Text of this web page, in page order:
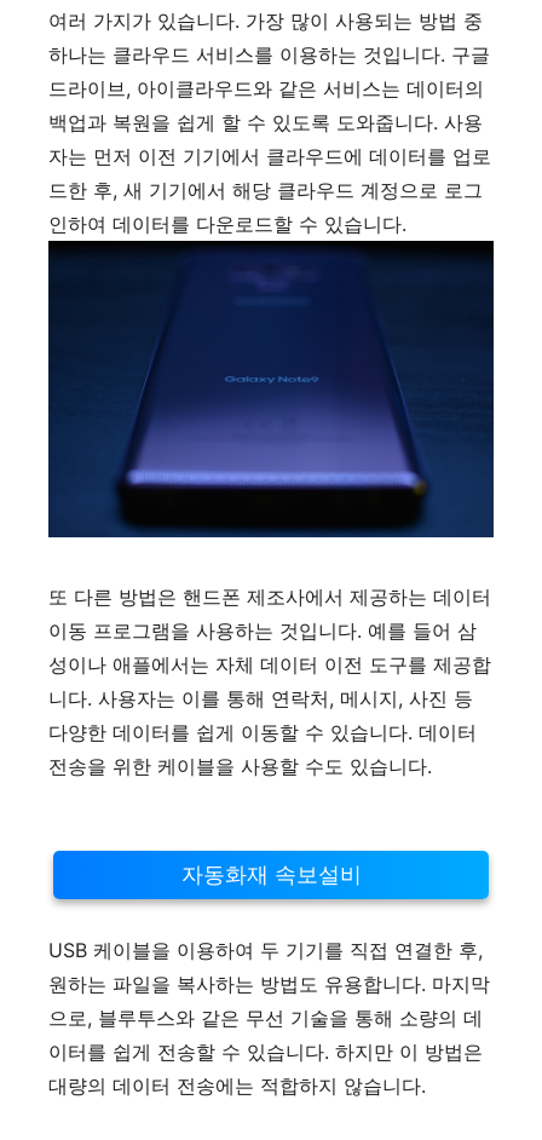
여러 가지가 있습니다. 가장 많이 사용되는 방법 중
하나는 클라우드 서비스를 이용하는 것입니다. 구글
드라이브, 아이클라우드와 같은 서비스는 데이터의
백업과 복원을 쉽게 할 수 있도록 도와줍니다. 사용
자는 먼저 이전 기기에서 클라우드에 데이터를 업로
드한 후, 새 기기에서 해당 클라우드 계정으로 로그
인하여 데이터를 다운로드할 수 있습니다.
또 다른 방법은 핸드폰 제조사에서 제공하는 데이터
이동 프로그램을 사용하는 것입니다. 예를 들어 삼
성이나 애플에서는 자체 데이터 이전 도구를 제공합
니다. 사용자는 이를 통해 연락처, 메시지, 사진 등
다양한 데이터를 쉽게 이동할 수 있습니다. 데이터
전송을 위한 케이블을 사용할 수도 있습니다.
자동화재 속보설비
USB 케이블을 이용하여 두 기기를 직접 연결한 후,
원하는 파일을 복사하는 방법도 유용합니다. 마지막
으로, 블루투스와 같은 무선 기술을 통해 소량의 데
이터를 쉽게 전송할 수 있습니다. 하지만 이 방법은
대량의 데이터 전송에는 적합하지 않습니다.